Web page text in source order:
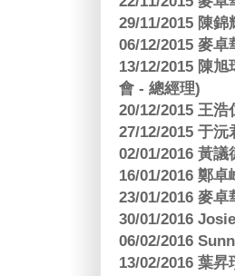
29/11/2015 陳
06/12/2015 麥
13/12/2015 陳
會 - 總經理)
20/12/2015 王
27/12/2015 于
02/01/2016 黃
16/01/2016 鄭
23/01/2016 麥
30/01/2016
06/02/2016
13/02/2016 葉